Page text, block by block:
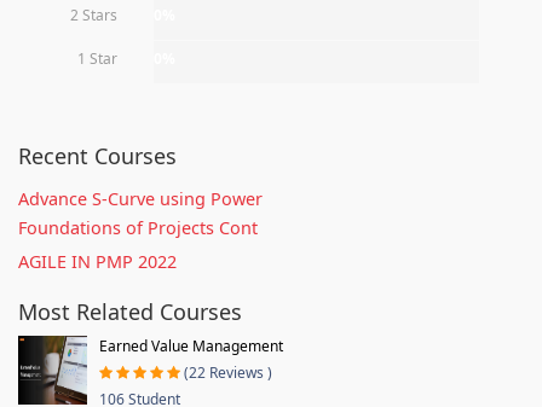
2 Stars
1 Star
Recent Courses
Advance S-Curve using Power
Foundations of Projects Cont
AGILE IN PMP 2022
Most Related Courses
Earned Value Management
(22 Reviews )
106 Student